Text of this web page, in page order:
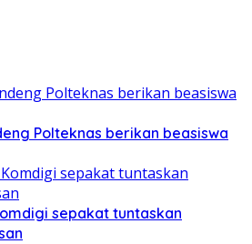
Polteknas berikan beasiswa
sepakat tuntaskan